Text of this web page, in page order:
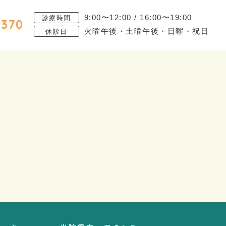
診療時間 9:00〜12:00 / 16:00〜19:00
休診日 火曜午後・土曜午後・日曜・祝日